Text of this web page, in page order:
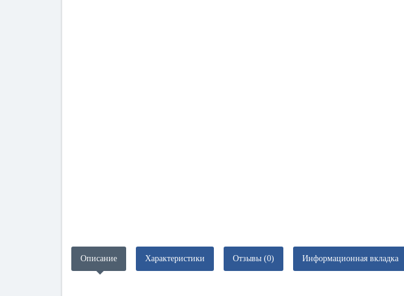
Описание Характеристики Отзывы (0) Информационная вкладка